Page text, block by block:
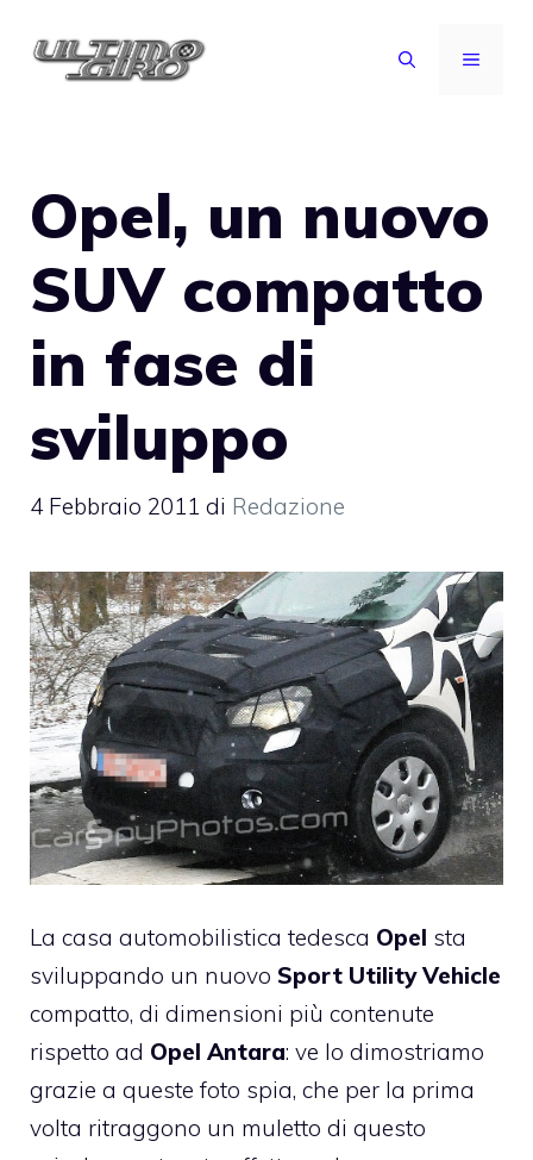
MENU
Opel, un nuovo
SUV compatto
in fase di
sviluppo
4 Febbraio 2011 di Redazione
La casa automobilistica tedesca Opel sta
sviluppando un nuovo Sport Utility Vehicle
compatto, di dimensioni più contenute
rispetto ad Opel Antara: ve lo dimostriamo
grazie a queste foto spia, che per la prima
volta ritraggono un muletto di questo